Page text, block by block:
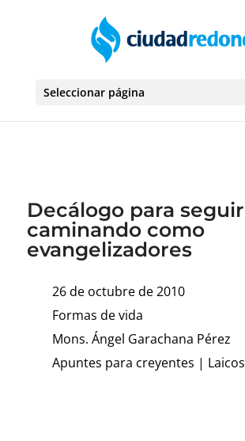
Seleccionar página
Decálogo para seguir
caminando como
evangelizadores
26 de octubre de 2010
Formas de vida
Mons. Ángel Garachana Pérez
Apuntes para creyentes | Laicos